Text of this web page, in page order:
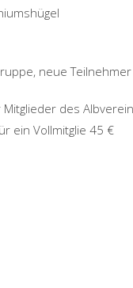
neue
des
ein Vollmitglie 45 €